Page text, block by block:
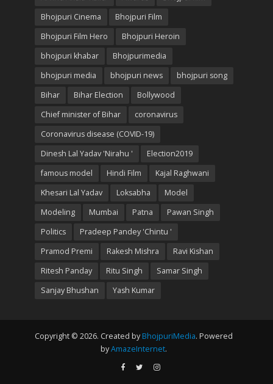
Bhojpuri Cinema
Bhojpuri Film
Bhojpuri Film Hero
Bhojpuri Heroin
bhojpuri khabar
Bhojpurimedia
bhojpuri media
bhojpuri news
bhojpuri song
Bihar
Bihar Election
Bollywood
Chief minister of Bihar
coronavirus
Coronavirus disease (COVID-19)
Dinesh Lal Yadav 'Nirahu '
Election2019
famous model
Hindi Film
Kajal Raghwani
Khesari Lal Yadav
Loksabha
Model
Modeling
Mumbai Patna
Pawan Singh
Politics
Pradeep Pandey 'Chintu '
Pramod Premi
Rakesh Mishra
Ravi Kishan
Ritesh Panday
Ritu Singh
Samar Singh
Sanjay Bhushan
Yash Kumar
Copyright © 2026. Created by BhojpuriMedia. Powered
byAmazeInternet.